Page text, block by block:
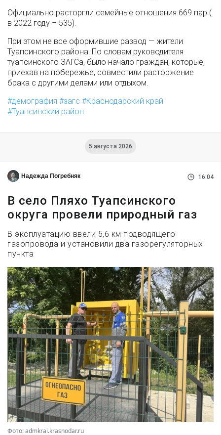
Официально расторгли семейные отношения 669 пар (
в 2022 году – 535).
При этом не все оформившие развод — жители
Туапсинского района. По словам руководителя
туапсинского ЗАГСа, было начало граждан, которые,
приехав на побережье, совместили расторжение
брака с другими делами или отдыхом.
демография
загс
Краснодарский край
Туапсинский район
5 августа 2026
Надежда Погребняк 16:04
В село Пляхо Туапсинского
округа провели природный газ
В эксплуатацию ввели 5,6 км подводящего
газопровода и установили два газорегуляторных
пункта
Фото: admkrai.krasnodar.ru